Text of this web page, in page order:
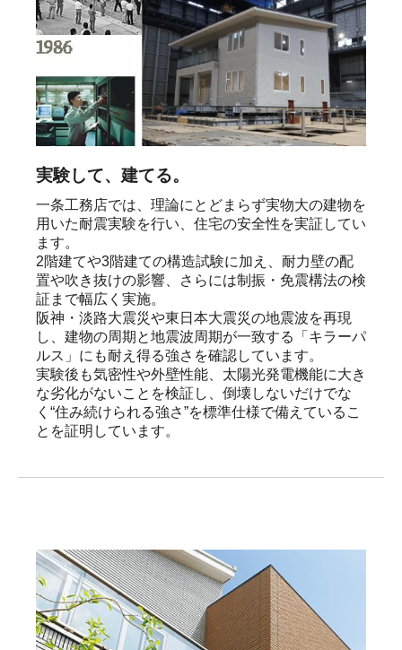
実験して、建てる。
一条工務店では、理論にとどまらず実物大の建物を
用いた耐震実験を行い、住宅の安全性を実証してい
ます。
2階建てや3階建ての構造試験に加え、耐力壁の配
置や吹き抜けの影響、さらには制振・免震構法の検
証まで幅広く実施。
阪神・淡路大震災や東日本大震災の地震波を再現
し、建物の周期と地震波周期が一致する「キラーパ
ルス」にも耐え得る強さを確認しています。
実験後も気密性や外壁性能、太陽光発電機能に大き
な劣化がないことを検証し、倒壊しないだけでな
く“住み続けられる強さ”を標準仕様で備えているこ
とを証明しています。